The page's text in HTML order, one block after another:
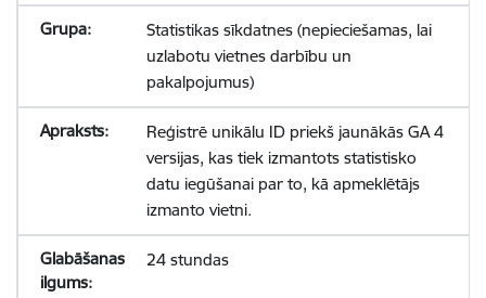
Statistikas sīkdatnes (nepieciešamas, lai
uzlabotu vietnes darbību un
pakalpojumus)
Reģistrē unikālu ID priekš jaunākās GA 4
versijas, kas tiek izmantots statistisko
datu iegūšanai par to, kā apmeklētājs
izmanto vietni.
24 stundas